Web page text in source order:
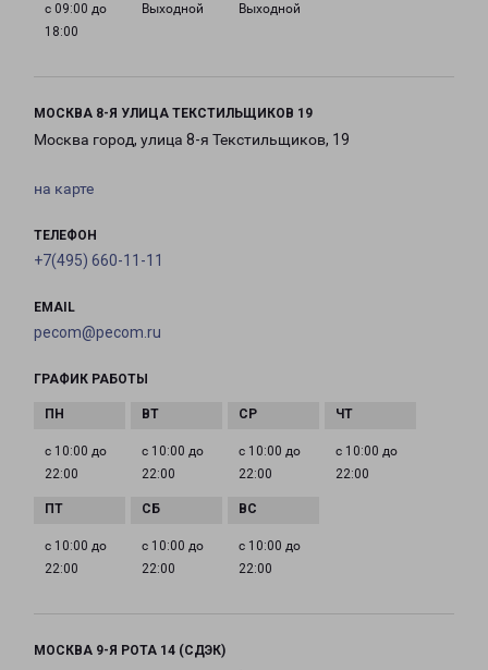
с 09:00 до
18:00
Выходной Выходной
МОСКВА 8-Я УЛИЦА ТЕКСТИЛЬЩИКОВ 19
Москва город, улица 8-я Текстильщиков, 19
на карте
ТЕЛЕФОН
+7(495) 660-11-11
EMAIL
pecom@pecom.ru
ГРАФИК РАБОТЫ
с 10:00 до
22:00
с 10:00 до
22:00
с 10:00 до
22:00
с 10:00 до
22:00
с 10:00 до
22:00
с 10:00 до
22:00
с 10:00 до
22:00
МОСКВА 9-Я РОТА 14 (СДЭК)